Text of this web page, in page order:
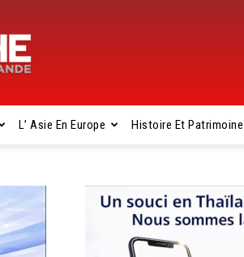
L’ Asie En Europe Histoire Et Patrimoine